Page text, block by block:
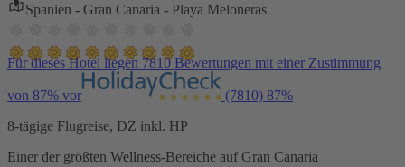
Spanien - Gran Canaria - Playa Meloneras
Für dieses Hotel liegen 7810 Bewertungen mit einer Zustimmung
von 87% vor (7810) 87%
8-tägige Flugreise, DZ inkl. HP
Einer der größten Wellness-Bereiche auf Gran Canaria